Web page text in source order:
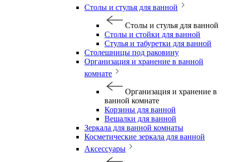
Столы и стулья для ванной
Столы и стулья для ванной
Столы и стойки для ванной
Стулья и табуретки для ванной
Столешницы под раковину
Организация и хранение в ванной
комнате
Организация и хранение в
ванной комнате
Корзины для ванной
Вешалки для ванной
Зеркала для ванной комнаты
Косметические зеркала для ванной
Аксессуары